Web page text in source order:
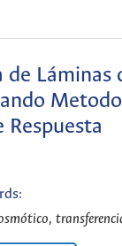
Láminas
Respuesta